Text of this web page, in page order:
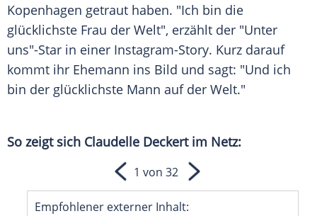
Kopenhagen getraut haben. "Ich bin die
glücklichste Frau der Welt", erzählt der "Unter
uns"-Star in einer Instagram-Story. Kurz darauf
kommt ihr Ehemann ins Bild und sagt: "Und ich
bin der glücklichste Mann auf der Welt."
So zeigt sich Claudelle Deckertim Netz:
Empfohlener externer Inhalt:
1 von 32